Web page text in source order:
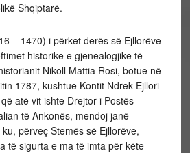
Shqiptarë.
– 1470) i përket derës së Ejllorëve
historike e gjenealogjike të
Nikoll Mattia Rosi, botue në
1787, kushtue Kontit Ndrek Ejllori
atë vit ishte Drejtor i Postës
të Ankonës, mendoj janë
përveç Stemës së Ejllorëve,
të sigurta e ma të imta për këte